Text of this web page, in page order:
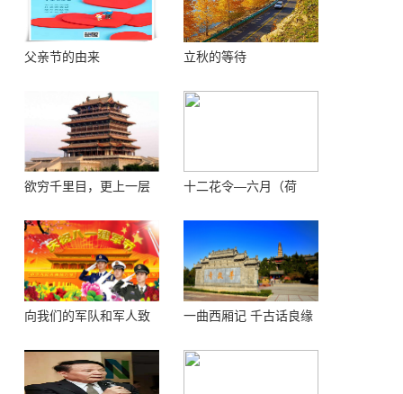
父亲节的由来 立秋的等待
欲穷千里目，更上一层
十二花令—六月（荷
向我们的军队和军人致
一曲西厢记 千古话良缘